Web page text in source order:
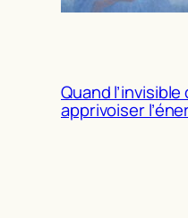
Quand
apprivoiser